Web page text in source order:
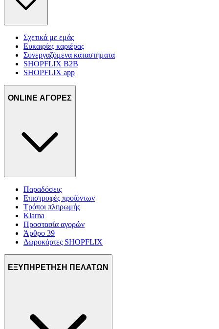
Σχετικά με εμάς
Ευκαιρίες καριέρας
Συνεργαζόμενα καταστήματα
SHOPFLIX B2B
SHOPFLIX app
ONLINE ΑΓΟΡΕΣ
Παραδόσεις
Επιστροφές προϊόντων
Τρόποι πληρωμής
Klarna
Προστασία αγορών
Άρθρο 39
Δωροκάρτες SHOPFLIX
ΕΞΥΠΗΡΕΤΗΣΗ ΠΕΛΑΤΩΝ